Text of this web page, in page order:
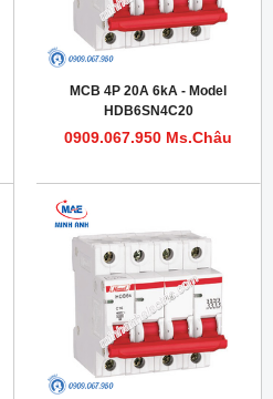
MCB 4P 20A 6kA - Model
HDB6SN4C20
0909.067.950 Ms.Châu